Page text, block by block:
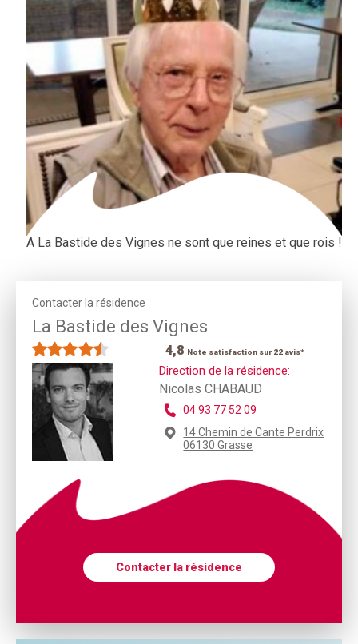
A La Bastide des Vignes ne sont que reines et que rois !
Contacter la résidence
La Bastide des Vignes
4,8 Note satisfaction sur 22 avis*
Direction de la résidence:
Nicolas CHABAUD
04 93 77 52 09
14 Chemin de Cante Perdrix
06130 Grasse
Contacter la résidence